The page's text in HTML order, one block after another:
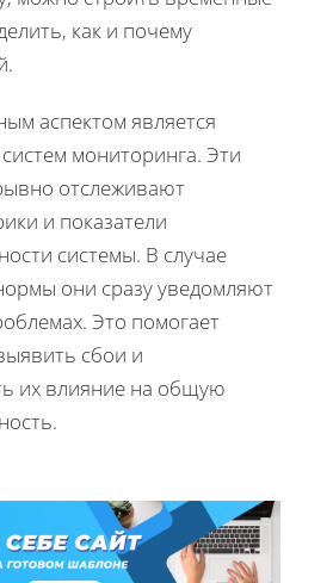
как и почему
аспектом является
мониторинга. Эти
отслеживают
и показатели
системы. В случае
они сразу уведомляют
Это помогает
сбои и
их влияние на общую